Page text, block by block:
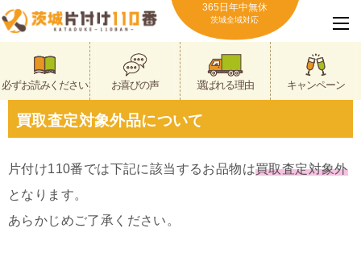
365日年中無休
茨城全域対応
必ずお読みください お喜びの声 選ばれる理由 キャンペーン
買取査定対象外品について
片付け110番では下記に該当するお品物は買取査定対象外
となります。
あらかじめご了承ください。